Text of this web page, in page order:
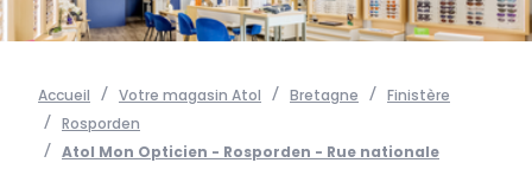
Accueil Votre magasin Atol Bretagne
Finistère
Rosporden
Atol Mon Opticien - Rosporden - Rue nationale